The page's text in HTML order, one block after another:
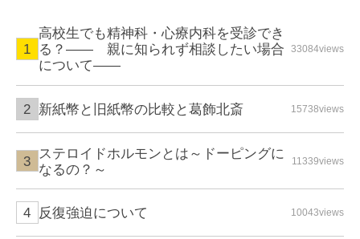
高校生でも精神科・心療内科を受診でき
る？—— 親に知られず相談したい場合
について――
33084views
新紙幣と旧紙幣の比較と葛飾北斎 15738views
ステロイドホルモンとは～ドーピングに
なるの？～
11339views
反復強迫について 10043views